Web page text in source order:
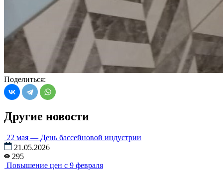
Поделиться:
Другие новости
22 мая — День бассейновой индустрии
21.05.2026
295
Повышение цен с 9 февраля